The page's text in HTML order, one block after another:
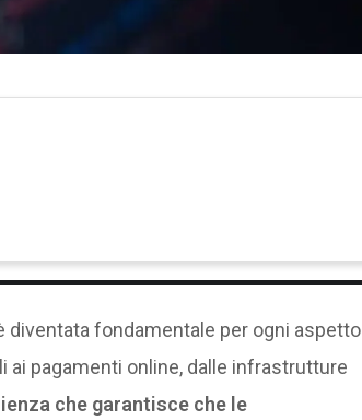
diventata fondamentale per ogni aspetto
ai pagamenti online, dalle infrastrutture
che garantisce che le